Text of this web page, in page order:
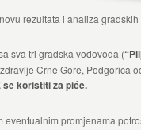
rezultata i analiza
sva tri gradska vodovoda (
Crne Gore, Podgorica
se koristiti za piće.
eventualnim promjenama